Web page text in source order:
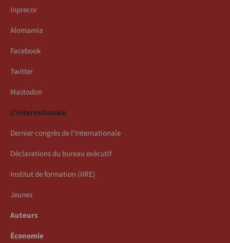
Inprecor
Alomamia
Facebook
Twitter
Mastodon
L’Internationale
Dernier congrès de l’Internationale
Déclarations du bureau exécutif
Institut de formation (IIRE)
Jeunes
Auteurs
Économie